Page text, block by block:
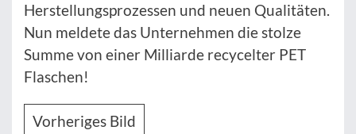
Herstellungsprozessen und neuen Qualitäten.
Nun meldete das Unternehmen die stolze
Summe von einer Milliarde recycelter PET
Flaschen!
Vorheriges Bild